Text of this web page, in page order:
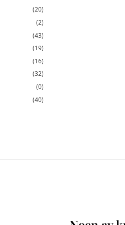
(20)
(2)
(43)
(19)
(16)
(32)
(0)
(40)